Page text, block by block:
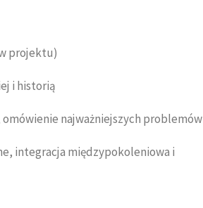
projektu)
i historią
najważniejszych problemów
integracja międzypokoleniowa i